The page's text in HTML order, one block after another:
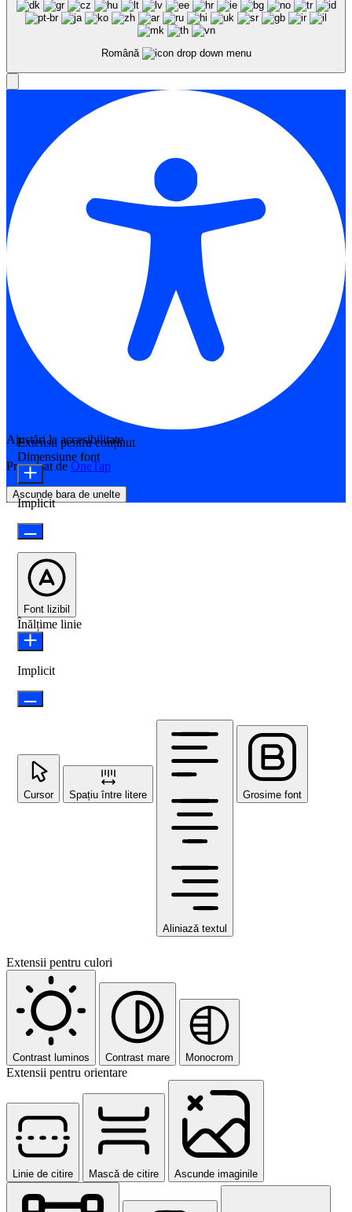
Română
Ajustări la accesibilitate
Propulsat de OneTap
Ascunde bara de unelte
Extensii pentru conținut
Dimensiune font
Implicit
Font lizibil
Înălțime linie
Implicit
Cursor Spațiu între litere
Aliniază textul
Grosime font
Extensii pentru culori
Contrast luminos Contrast mare Monocrom
Extensii pentru orientare
Linie de citire Mască de citire Ascunde imaginile